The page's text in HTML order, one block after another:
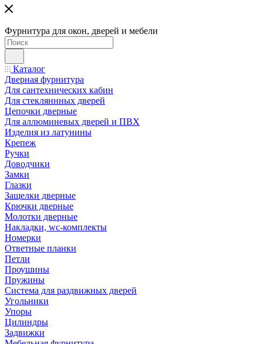
Фурнитура для окон, дверей и мебели
Каталог
Дверная фурнитура
Для сантехнических кабин
Для стекляннных дверей
Цепочки дверные
Для аллюминевых дверей и ПВХ
Изделия из латунины
Крепеж
Ручки
Доводчики
Замки
Глазки
Защелки дверные
Крючки дверные
Молотки дверные
Накладки, wc-комплекты
Номерки
Ответные планки
Петли
Проушины
Пружины
Система для раздвижных дверей
Угольники
Упоры
Цилиндры
Задвижки